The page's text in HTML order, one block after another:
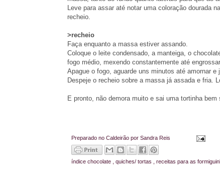
Leve para assar até notar uma coloração dourada
recheio.
>recheio
Faça enquanto a massa estiver assando.
Coloque o leite condensado, a manteiga, o
fogo médio, mexendo constantemente até
Apague o fogo, aguarde uns minutos até amornar
Despeje o recheio sobre a massa já assada e fria.
E pronto, não demora muito e sai uma tortinha
Preparado no Caldeirão por Sandra Reis
índice chocolate quiches/ tortas receitas para as